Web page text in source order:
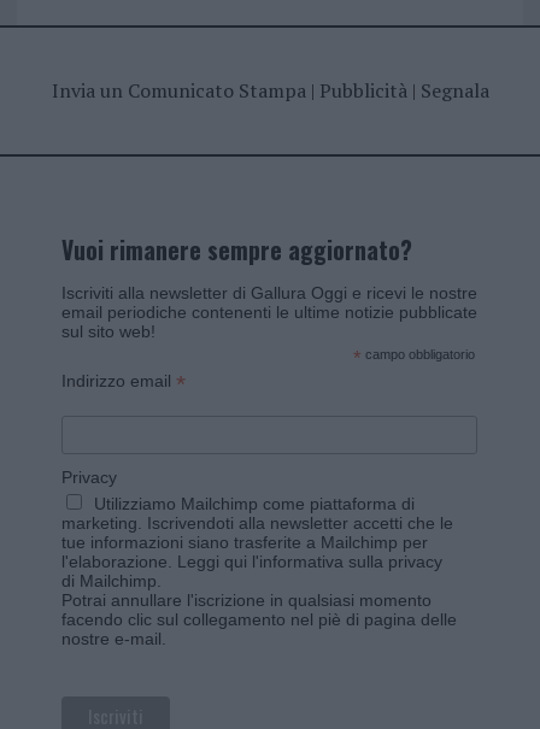
Invia un Comunicato Stampa| Pubblicità| Segnala
Vuoi rimanere sempre aggiornato?
Iscriviti alla newsletter di Gallura Oggi e ricevi le nostre
email periodiche contenenti le ultime notizie pubblicate
sul sito web!
* campo obbligatorio
Indirizzo email *
Privacy
Utilizziamo Mailchimp come piattaforma di
marketing. Iscrivendoti alla newsletter accetti che le
tue informazioni siano trasferite a Mailchimp per
l'elaborazione. Leggi qui l'informativa sulla privacy
di Mailchimp
Potrai annullare l'iscrizione in qualsiasi momento
facendo clic sul collegamento nel piè di pagina delle
nostre e-mail.